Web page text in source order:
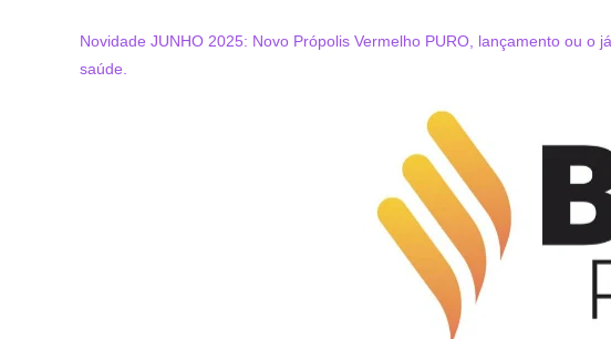
Novidade JUNHO 2025: Novo Própolis Vermelho PURO, lançamento ou
saúde.